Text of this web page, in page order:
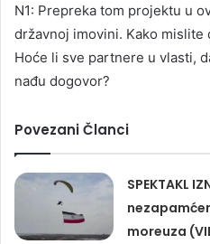
N1: Prepreka tom projektu u
državnoj imovini. Kako
Hoće li sve partnere u vlasti,
nađu dogovor?
Povezani Članci
SPEKTAKL
moreuza